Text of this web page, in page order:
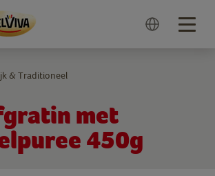
met
450g
& Traditioneel